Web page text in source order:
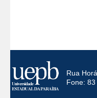
Rua
Fone: